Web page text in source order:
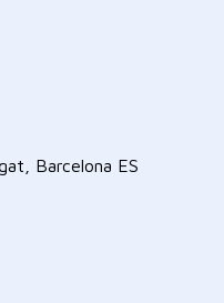
Barcelona ES